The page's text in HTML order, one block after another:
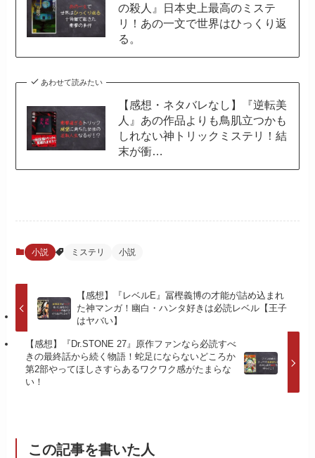
の殺人』日本史上最高のミステ
リ！あの一文で世界はひっくり返
る。
あわせて読みたい
【感想・ネタバレなし】『逆転美
人』あの作品よりも鳥肌立つかも
しれない神トリックミステリ！結
末が衝…
小説 ミステリ 小説
【感想】『レベルE』冨樫義博の才能が詰め込まれ
た神マンガ！幽白・ハンタ好きは必読レベル【王子
はヤバい】
【感想】『Dr.STONE 27』原作ファンなら必読すべ
きの最終話から続く物語！蛇足にならないどころか
第2部やってほしさすらあるワクワク感がたまらな
い！
この記事を書いた人